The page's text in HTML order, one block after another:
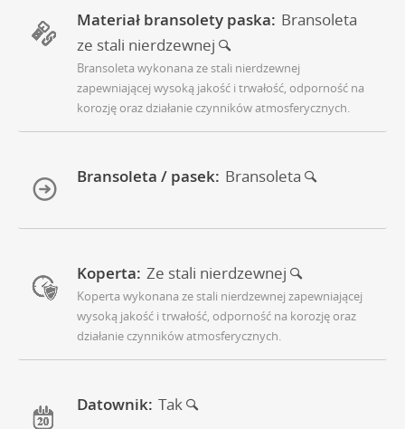
Materiał bransolety paska: Bransoleta
ze stali nierdzewnej
Bransoleta wykonana ze stali nierdzewnej
zapewniającej wysoką jakość i trwałość, odporność na
korozję oraz działanie czynników atmosferycznych.
Bransoleta / pasek: Bransoleta
Koperta: Ze stali nierdzewnej
Koperta wykonana ze stali nierdzewnej zapewniającej
wysoką jakość i trwałość, odporność na korozję oraz
działanie czynników atmosferycznych.
Datownik: Tak